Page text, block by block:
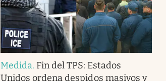
Medida. Fin del TPS: Estados
Unidos ordena despidos masivos y